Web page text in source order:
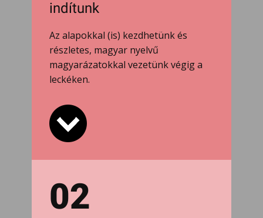
indítunk
Az alapokkal (is) kezdhetünk és
részletes, magyar nyelvű
magyarázatokkal vezetünk végig a
leckéken.
02